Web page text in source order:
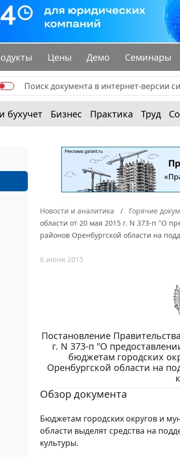
Цены Демо Семинары
бухучет Бизнес Практика Труд
Новости и аналитика Горячие
области от 20 мая 2015 г. N 373-п "О
районов Оренбургской области на
6 июня 2015
Постановление
г. N 373-п "О
бюджетам городских
Оренбургской области на
Обзор документа
Бюджетам городских округов и
области выделят средства на
культуры.